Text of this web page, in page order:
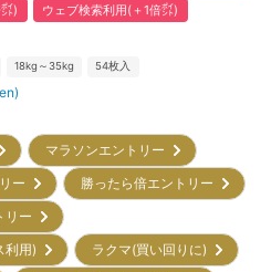
)
ウェブ検索利用(＋1倍㌽)
18kg～35kg 54枚入
マラソンエントリー
リー
勝ったら倍エントリー
リー
利用)
ラクマ(買い回りに)